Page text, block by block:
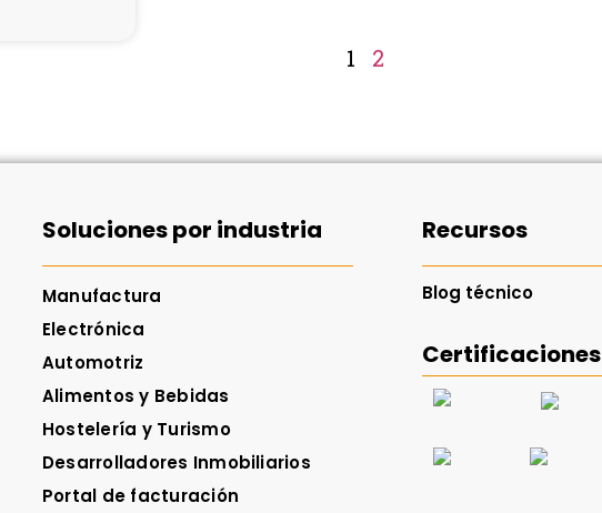
1 2
Soluciones por industria
Manufactura
Electrónica
Automotriz
Alimentos y Bebidas
Hostelería y Turismo
Desarrolladores Inmobiliarios
Portal de facturación
Recursos
Blog técnico
Certificaciones